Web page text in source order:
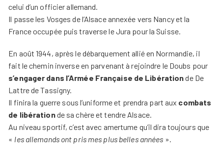
celui d’un officier allemand.
Il passe les Vosges de l’Alsace annexée vers Nancy et la
France occupée puis traverse le Jura pour la Suisse.
En août 1944, après le débarquement allié en Normandie, il
fait le chemin inverse en parvenant à rejoindre le Doubs pour
s’engager dans l’Armée Française de Libérationde De
Lattre de Tassigny.
Il finira la guerre sous l’uniforme et prendra part aux combats
de libérationde sa chère et tendre Alsace.
Au niveau sportif, c’est avec amertume qu’il dira toujours que
« les allemands ont pris mes plus belles années ».